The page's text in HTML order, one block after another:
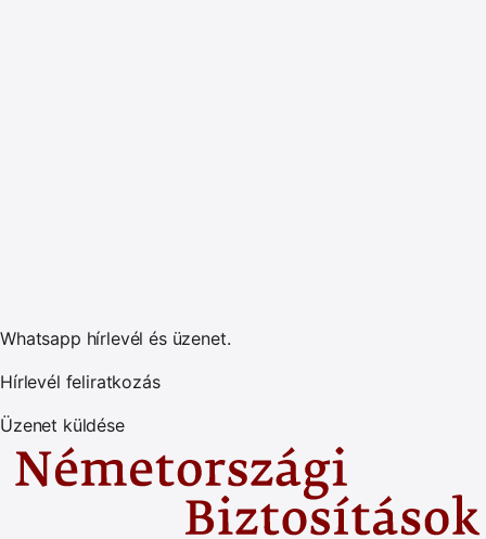
Whatsapp hírlevél és üzenet.
Hírlevél feliratkozás
Üzenet küldése